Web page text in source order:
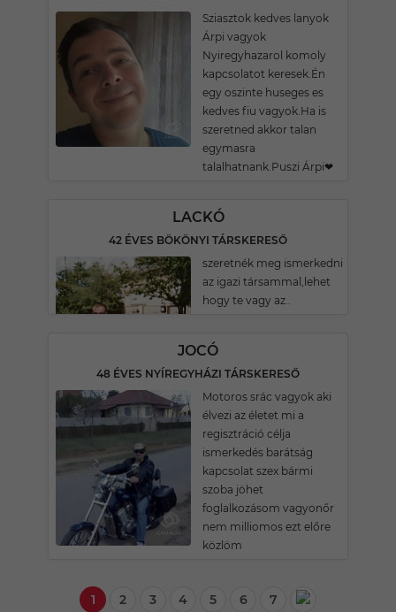
Sziasztok kedves lanyok
Árpi vagyok
Nyiregyhazarol komoly
kapcsolatot keresek.Én
egy oszinte huseges es
kedves fiu vagyok.Ha is
szeretned akkor talan
egymasra
talalhatnank.Puszi Árpi❤
LACKÓ
42 ÉVES BÖKÖNYI TÁRSKERESŐ
szeretnék meg ismerkedni
az igazi társammal,lehet
hogy te vagy az..
JOCÓ
48 ÉVES NYÍREGYHÁZI TÁRSKERESŐ
Motoros srác vagyok aki
élvezi az életet mi a
regisztráció célja
ismerkedés barátság
kapcsolat szex bármi
szoba jöhet
foglalkozásom vagyonőr
nem milliomos ezt előre
közlöm
1 2 3 4 5 6 7